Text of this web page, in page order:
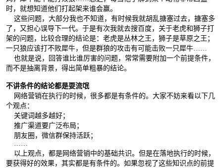
时，就想知道他们打起架来谁会赢。
这些问题，大部分我也不知道，有时候我就胡乱搪塞过去，搪塞多
了，又担心误导下一代。于是有次我就去搜百度，关于老虎和狮子打
架的问题，比较合理的结论是：老虎是丛林之王，狮子是草原之王；
一只狼应该打不败犀牛，但是群狼的攻击有可能击败一只犀牛……
也就是说，回答谁比谁厉害的问题，常常需要附加一个前提条件，
而不是抽离背景，得出简单粗暴的结论。
不讲条件的结论都是耍流氓
网络营销在执行的时候，很多都是有条件的。大家不妨来看以下几
个观点：
关键词越多越好；
推广渠道要广泛布局；
朋友圈，微信群保持活跃；
……
以上观点，都是网络营销中的基础共识。但是在落地执行的时候，
要获得好的效果，其实都是有条件的。如果忽视了这些知识点的前提